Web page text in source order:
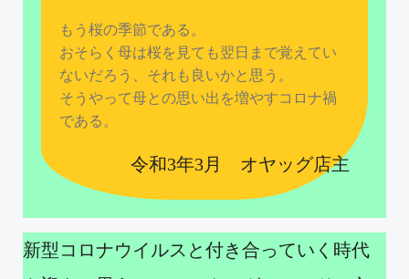
もう桜の季節である。
おそらく母は桜を見ても翌日まで覚えてい
ないだろう、それも良いかと思う。
そうやって母との思い出を増やすコロナ禍
である。
令和3年3月 オヤッグ店主
新型コロナウイルスと付き合っていく時代